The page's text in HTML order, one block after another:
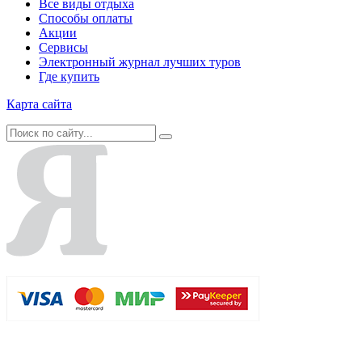
Все виды отдыха
Способы оплаты
Акции
Сервисы
Электронный журнал лучших туров
Где купить
Карта сайта